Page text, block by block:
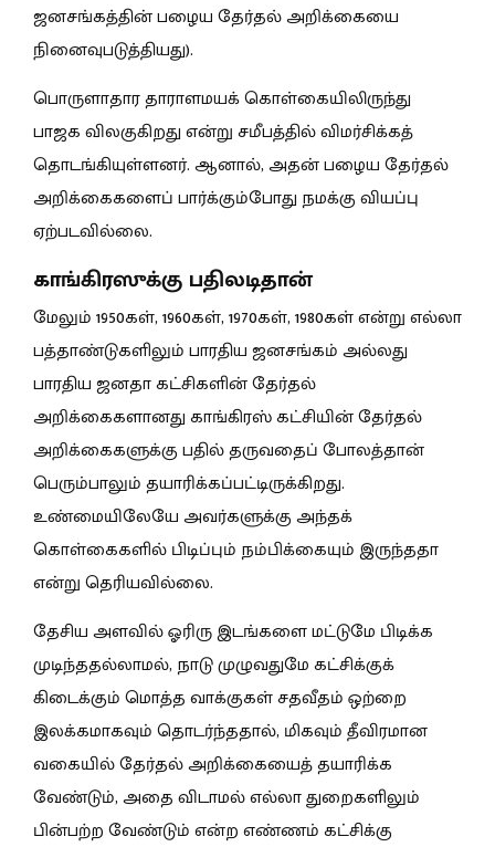
ஜனசங்கத்தின் பழைய தேர்தல் அறிக்கையை
நினைவுபடுத்தியது).
பொருளாதார தாராளமயக் கொள்கையிலிருந்து
பாஜக விலகுகிறது என்று சமீபத்தில் விமர்சிக்கத்
தொடங்கியுள்ளனர். ஆனால், அதன் பழைய தேர்தல்
அறிக்கைகளைப் பார்க்கும்போது நமக்கு வியப்பு
ஏற்படவில்லை.
காங்கிரஸுக்கு பதிலடிதான்
மேலும் 1950கள், 1960கள், 1970கள், 1980கள் என்று எல்லா
பத்தாண்டுகளிலும் பாரதிய ஜனசங்கம் அல்லது
பாரதிய ஜனதா கட்சிகளின் தேர்தல்
அறிக்கைகளானது காங்கிரஸ் கட்சியின் தேர்தல்
அறிக்கைகளுக்கு பதில் தருவதைப் போலத்தான்
பெரும்பாலும் தயாரிக்கப்பட்டிருக்கிறது.
உண்மையிலேயே அவர்களுக்கு அந்தக்
கொள்கைகளில் பிடிப்பும் நம்பிக்கையும் இருந்ததா
என்று தெரியவில்லை.
தேசிய அளவில் ஓரிரு இடங்களை மட்டுமே பிடிக்க
முடிந்ததல்லாமல், நாடு முழுவதுமே கட்சிக்குக்
கிடைக்கும் மொத்த வாக்குகள் சதவீதம் ஒற்றை
இலக்கமாகவும் தொடர்ந்ததால், மிகவும் தீவிரமான
வகையில் தேர்தல் அறிக்கையைத் தயாரிக்க
வேண்டும், அதை விடாமல் எல்லா துறைகளிலும்
பின்பற்ற வேண்டும் என்ற எண்ணம் கட்சிக்கு